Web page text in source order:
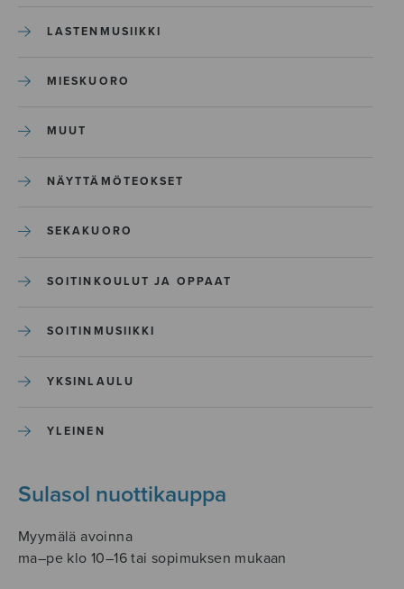
LASTENMUSIIKKI
MIESKUORO
MUUT
NÄYTTÄMÖTEOKSET
SEKAKUORO
SOITINKOULUT JA OPPAAT
SOITINMUSIIKKI
YKSINLAULU
YLEINEN
Sulasol nuottikauppa
Myymälä avoinna
ma–pe klo 10–16 tai sopimuksen mukaan